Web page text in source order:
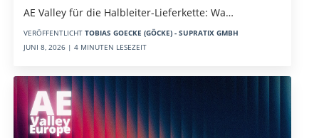
AE Valley für die Halbleiter-Lieferkette: Wa…
VERÖFFENTLICHT TOBIAS GOECKE (GÖCKE) - SUPRATIX GMBH
JUNI 8, 2026 | 4 MINUTEN LESEZEIT